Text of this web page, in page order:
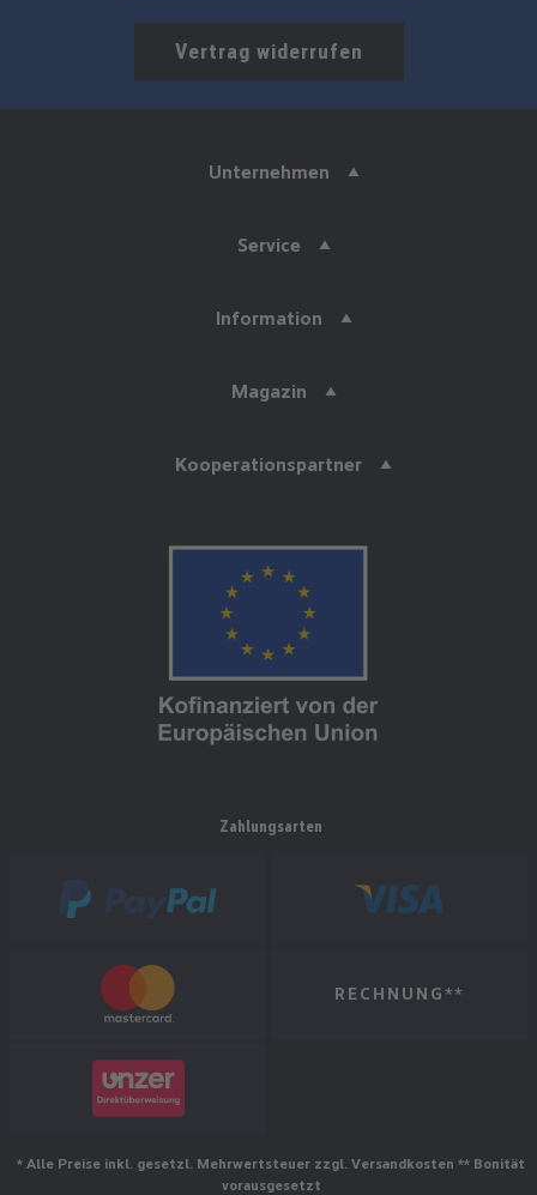
Vertrag widerrufen
Unternehmen
Service
Information
Magazin
Kooperationspartner
Zahlungsarten
RECHNUNG**
* Alle Preise inkl. gesetzl. Mehrwertsteuer zzgl. Versandkosten ** Bonität
vorausgesetzt